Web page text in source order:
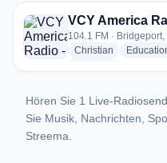
1 Radiosender aus
VCY America
104.1 FM ·
Christian radio
Hören Sie 1 Live-
Sie Musik, Nachrichten,
Streema.